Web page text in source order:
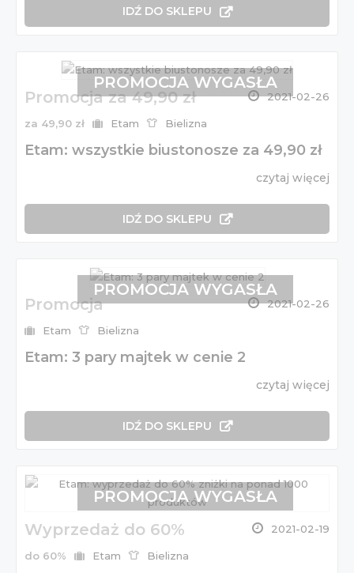
IDŹ DO SKLEPU
Promocja za 49,90 zł 2021-02-26
za 49,90 zł Etam Bielizna
Etam: wszystkie biustonosze za 49,90 zł
czytaj więcej
IDŹ DO SKLEPU
PROMOCJA WYGASŁA
Promocja 2021-02-26
Etam Bielizna
Etam: 3 pary majtek w cenie 2
czytaj więcej
IDŹ DO SKLEPU
PROMOCJA WYGASŁA
Wyprzedaż do 60% 2021-02-19
do 60% Etam Bielizna
PROMOCJA WYGASŁA